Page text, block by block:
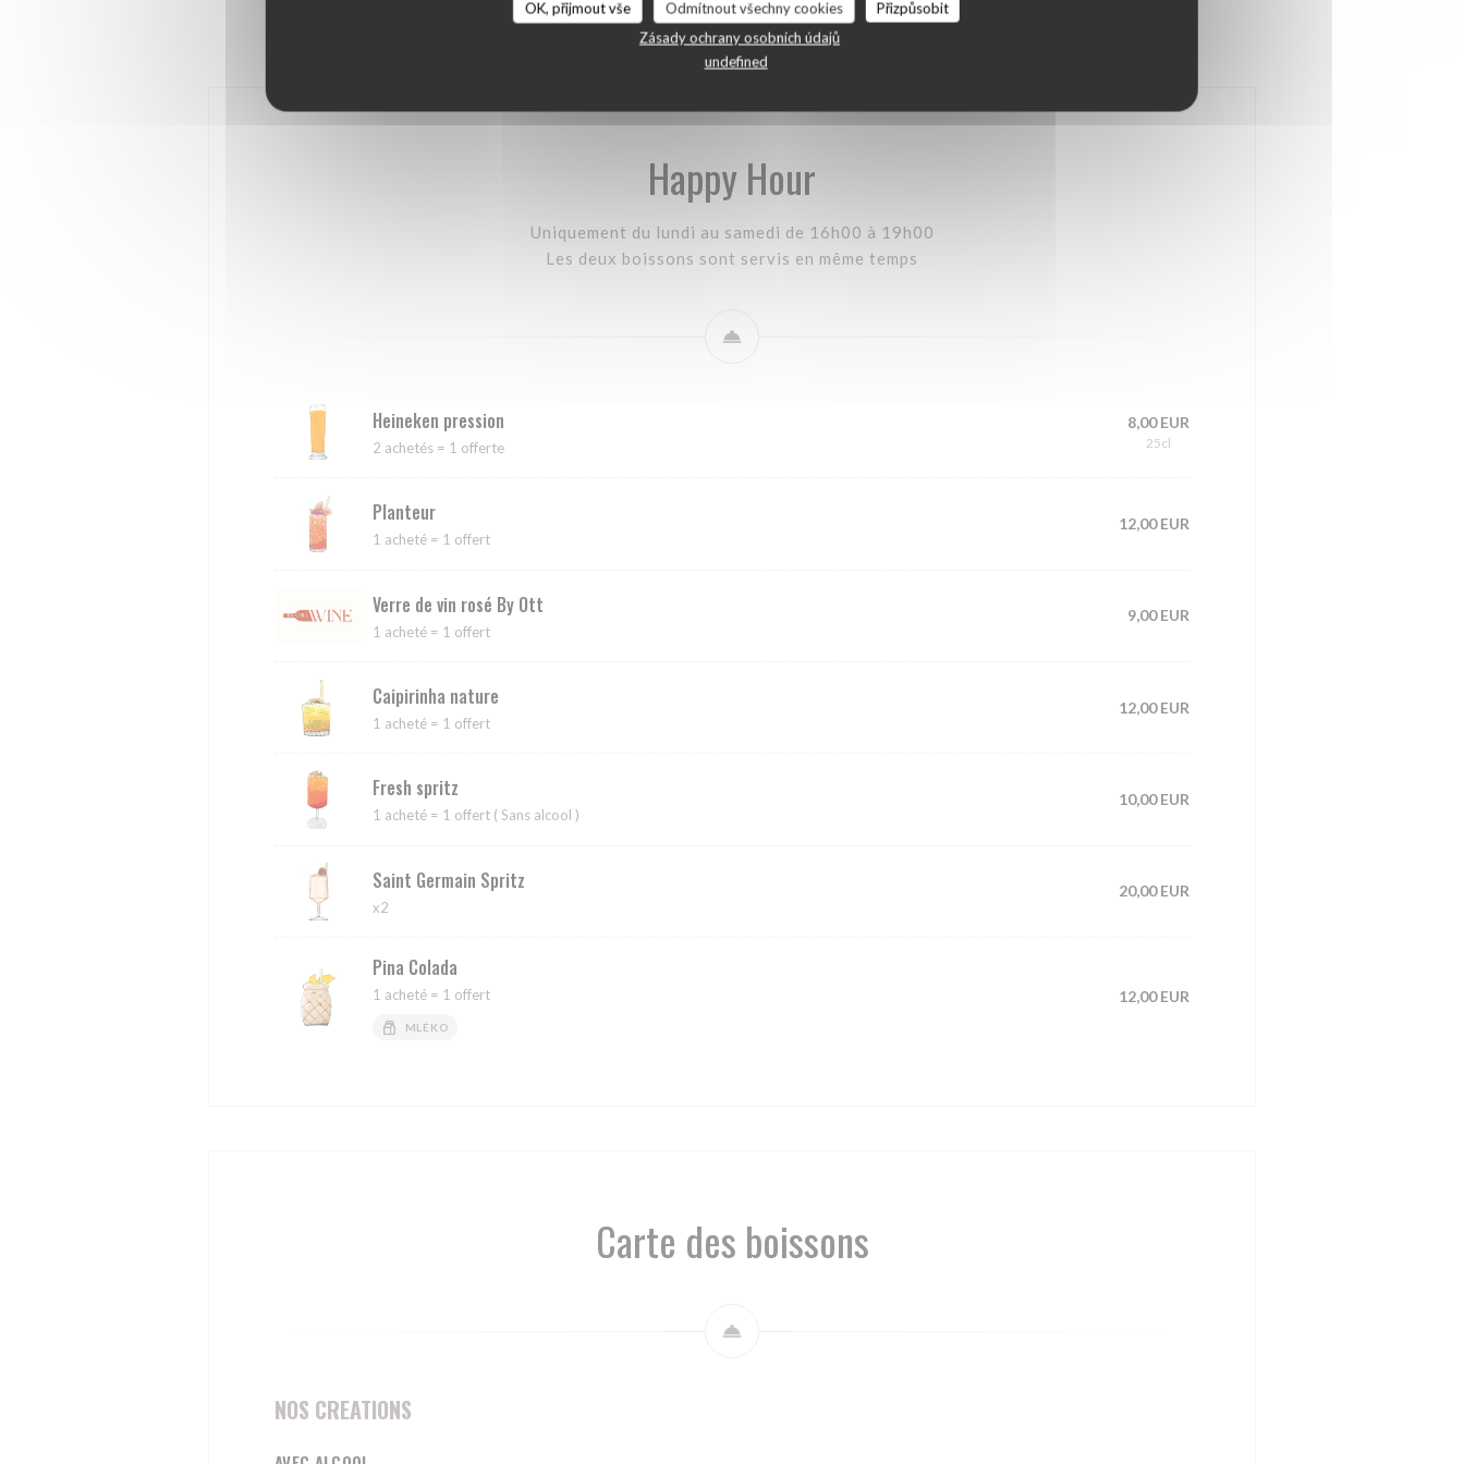
OK, přijmout vše Odmítnout všechny cookies
Přizpůsobit
Zásady ochrany osobních údajů
undefined
Carte des boissons Tapas et Entrées Plats Desserts Rhums Neisson
Happy Hour
Uniquement du lundi au samedi de 16h00 à 19h00
Les deux boissons sont servis en même temps
Heineken pression
2 achetés = 1 offerte
8,00 EUR
25cl
Planteur
1 acheté = 1 offert
12,00 EUR
Verre de vin rosé By Ott
1 acheté = 1 offert
9,00 EUR
Caipirinha nature
1 acheté = 1 offert
12,00 EUR
Fresh spritz
1 acheté = 1 offert ( Sans alcool )
10,00 EUR
Saint Germain Spritz
x2
20,00 EUR
Pina Colada
1 acheté = 1 offert
MLÉKO
12,00 EUR
Carte des boissons
NOS CREATIONS